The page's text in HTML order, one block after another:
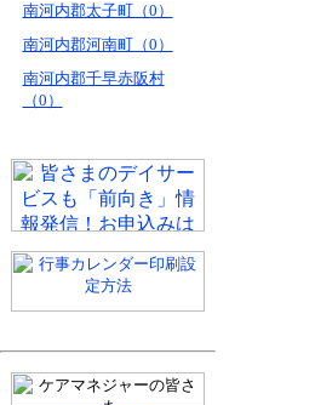
南河内郡太子町（0）
南河内郡河南町（0）
南河内郡千早赤阪村
（0）